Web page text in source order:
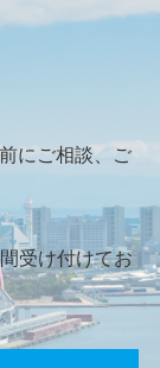
にご相談、ご
受け付けてお